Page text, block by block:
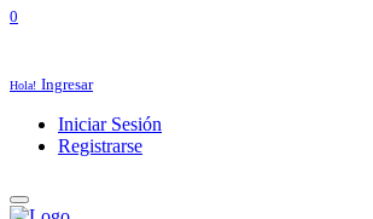
0
Hola! Ingresar
Iniciar Sesión
Registrarse